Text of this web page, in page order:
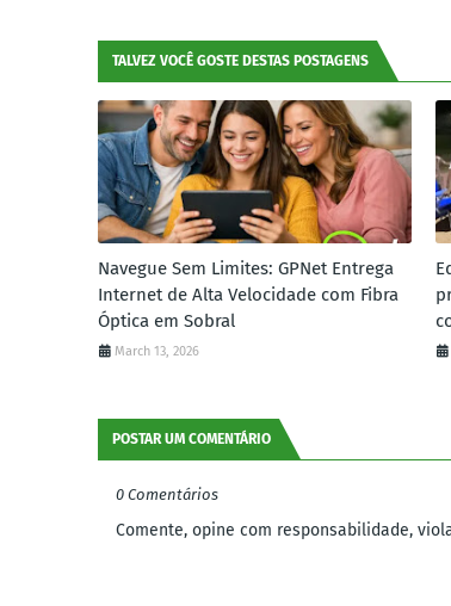
TALVEZ VOCÊ GOSTE DESTAS POSTAGENS
Navegue Sem Limites: GPNet Entrega
Internet de Alta Velocidade com Fibra
Óptica em Sobral
March 13, 2026
POSTAR UM COMENTÁRIO
0 Comentários
Comente, opine com responsabilidade,